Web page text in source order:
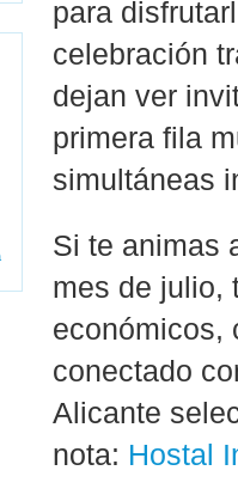
para
celebración
dejan ver
primera fila
simultáneas
Si te animas
mes de julio,
económicos,
conectado
Alicante
nota: Hostal